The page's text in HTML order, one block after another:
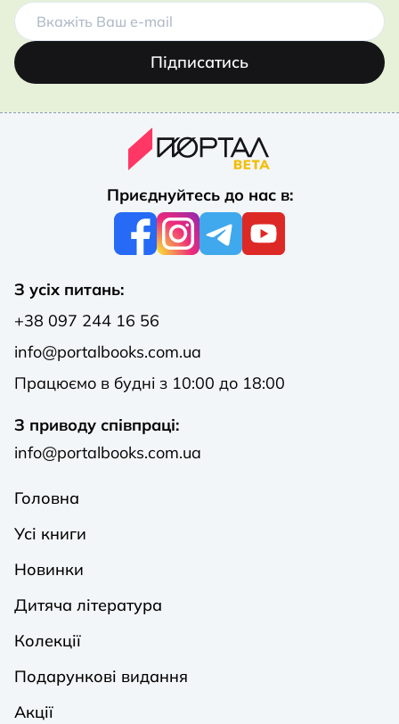
Підписатись
Приєднуйтесь до нас в:
З усіх питань:
+38 097 244 16 56
info@portalbooks.com.ua
Працюємо в будні з 10:00 до 18:00
З приводу співпраці:
info@portalbooks.com.ua
Головна
Усі книги
Новинки
Дитяча література
Колекції
Подарункові видання
Акції